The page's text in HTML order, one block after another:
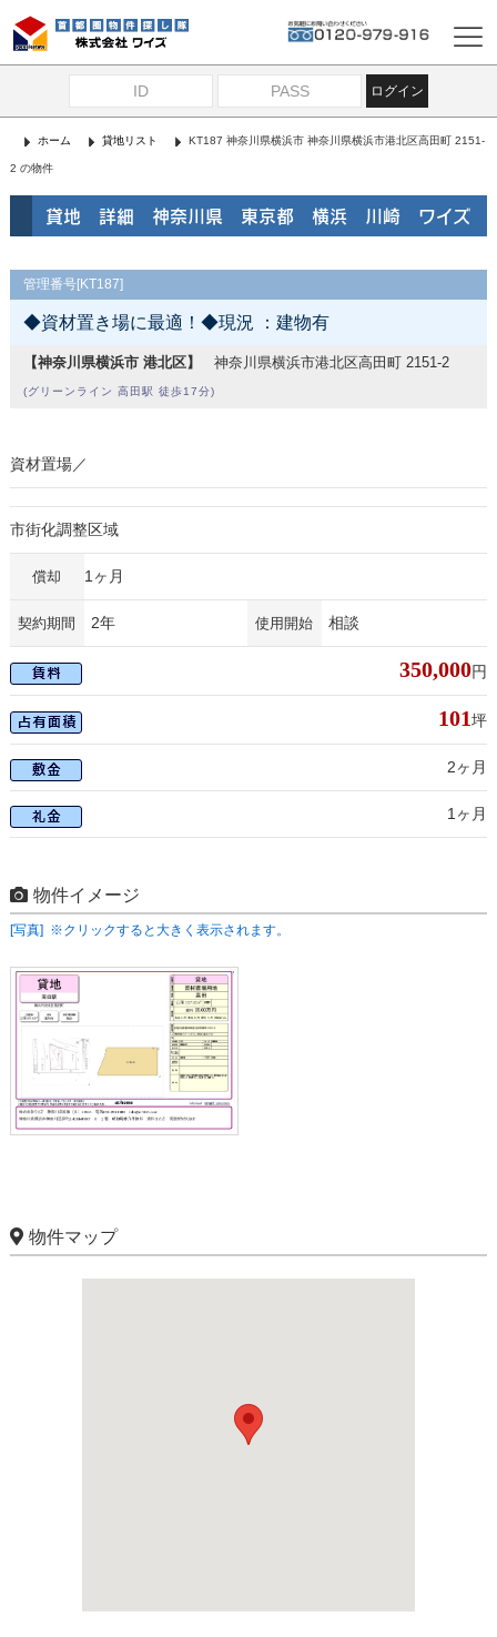
ログイン
ホーム 貸地リスト KT187 神奈川県横浜市 神奈川県横浜市港北区高田町 2151-
2 の物件
貸地 詳細 神奈川県 東京都 横浜 川崎 ワイズ
管理番号[KT187]
◆資材置き場に最適！◆現況 ：建物有
【神奈川県横浜市 港北区】 神奈川県横浜市港北区高田町 2151-2
(グリーンライン 高田駅 徒歩17分)
資材置場／
市街化調整区域
償却 1ヶ月
契約期間 2年 使用開始 相談
350,000円
101坪
2ヶ月
1ヶ月
物件イメージ
[写真] ※クリックすると大きく表示されます。
物件マップ